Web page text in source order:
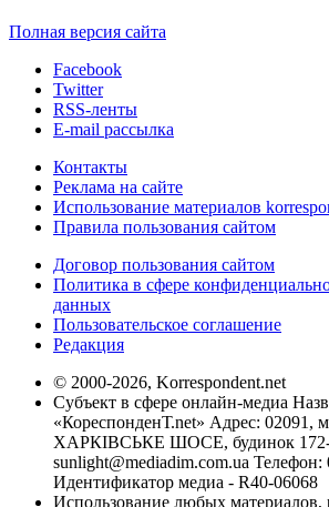
Полная версия сайта
Facebook
Twitter
RSS-ленты
E-mail рассылка
Контакты
Реклама на сайте
Использование материалов
Правила пользования сайтом
Договор пользования сайтом
Политика в сфере
данных
Пользовательское соглашение
Редакция
© 2000-2026, Korrespondent.net
Субъект в сфере онлайн-медиа
«КореспонденТ.net» Адрес: 02091,
ХАРКІВСЬКЕ ШОСЕ, будинок 172-
sunlight@mediadim.com.ua Телефон:
Идентификатор медиа - R40-06068
Использование любых